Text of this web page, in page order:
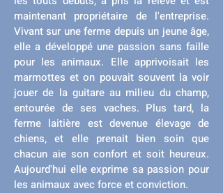
maintenant propriétaire de l'entreprise.
Vivant sur une ferme depuis un jeune âge,
elle a développé une passion sans faille
pour les animaux. Elle apprivoisait les
marmottes et on pouvait souvent la voir
jouer de la guitare au milieu du champ,
entourée de ses vaches. Plus tard, la
ferme laitière est devenue élevage de
chiens, et elle prenait bien soin que
chacun aie son confort et soit heureux.
Aujourd'hui elle exprime sa passion pour
les animaux avec force et conviction.